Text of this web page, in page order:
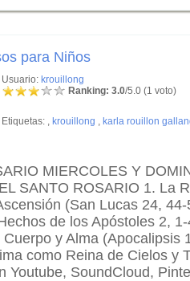
para Niños
Usuario: krouillong
Ranking: 3.0/5.0 (1 voto)
Etiquetas: , krouillong , karla rouillon
MIERCOLES Y
SANTO ROSARIO 1. La
(San Lucas 24,
de los Apóstoles 2,
y Alma (Apocalipsis
como Reina de Cielos y
Youtube, SoundCloud,